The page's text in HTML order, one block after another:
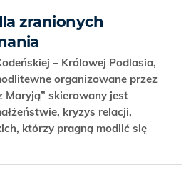
zranionych
– Królowej Podlasia,
organizowane przez
Maryją” skierowany jest
kryzys relacji,
którzy pragną modlić się